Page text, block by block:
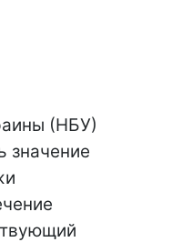
(НБУ)
значение